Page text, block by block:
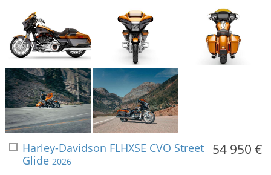
54 950 €
Harley-Davidson FLHXSE CVO Street
Glide 2026